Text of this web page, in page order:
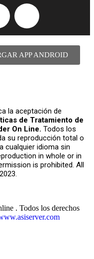
APP ANDROID
la aceptación de
de Tratamiento de
On Line. Todos los
su reproducción total o
cualquier idioma sin
in whole or in
is prohibited. All
. Todos los derechos